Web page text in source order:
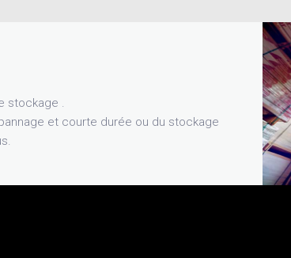
stockage .
et courte durée ou du stockage